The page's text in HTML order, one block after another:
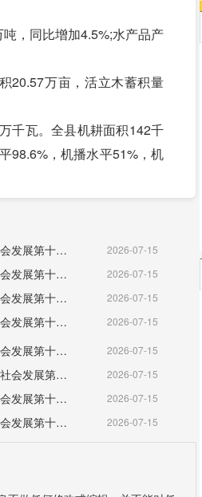
，同比增加4.5%;水产品产
20.57万亩，活立木蓄积量
千瓦。全县机耕面积142千
98.6%，机播水平51%，机
值23.2亿元，同比增长
增长5.5%。
比增长5.5%。
成22.0亿元，同比增加
/平方米。
限额以上个体户完成社会
售额72.8亿元，同比增长
送旅客900.3万人次，其
（福建省）南平市国民经济和社会发展第十五个五年规划纲要 2026-07-15
（湖北省）随州市国民经济和社会发展第十五个五年规划纲要 2026-07-15
（辽宁省）大连市国民经济和社会发展第十五个五年规划纲要 2026-07-15
（天津市）河北区国民经济和社会发展第十五个五年规划纲要 2026-07-15
（北京市）密云区国民经济和社会发展第十五个五年规划纲要 2026-07-15
（北京市）门头沟区国民经济和社会发展第十五个五年规划纲要 2026-07-15
（北京市）房山区国民经济和社会发展第十五个五年规划纲要 2026-07-15
（北京市）东城区国民经济和社会发展第十五个五年规划纲要 2026-07-15